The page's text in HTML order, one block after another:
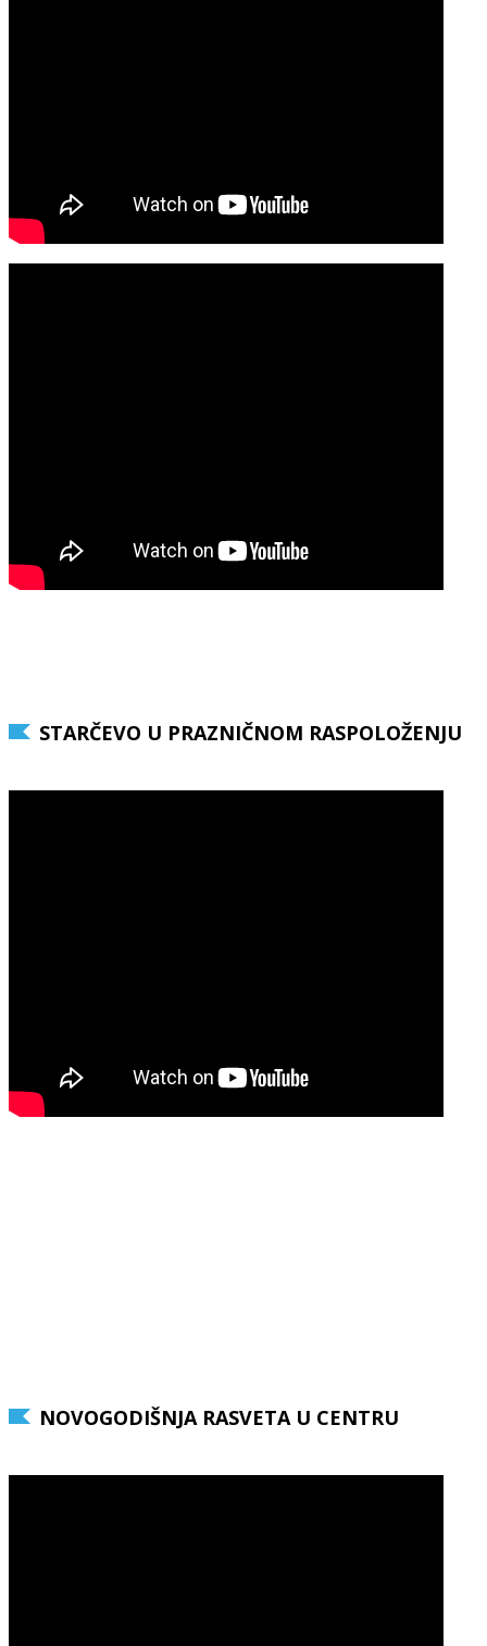
STARČEVO U PRAZNIČNOM RASPOLOŽENJU
NOVOGODIŠNJA RASVETA U CENTRU